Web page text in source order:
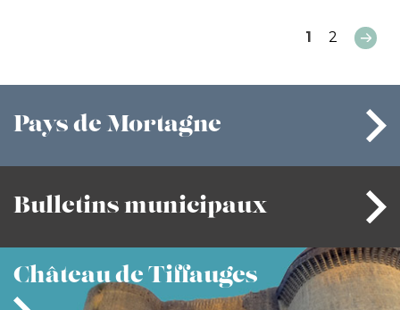
1 2
Pays de Mortagne
Bulletins municipaux
Châteaude Tiffauges